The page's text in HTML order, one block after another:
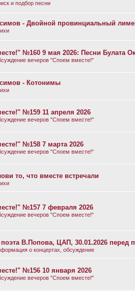
и подбор песни
- Двойной провинциальный
№160 9 мая 2026: Песни Булата
вечеров "Споем вместе!"
- Котонимы
№159 11 апреля 2026
вечеров "Споем вместе!"
№158 7 марта 2026
вечеров "Споем вместе!"
то, что вместе встречали
№157 7 февраля 2026
вечеров "Споем вместе!"
В.Попова, ЦАП, 30.01.2026 перед
о концертах, обсуждение
№156 10 января 2026
вечеров "Споем вместе!"